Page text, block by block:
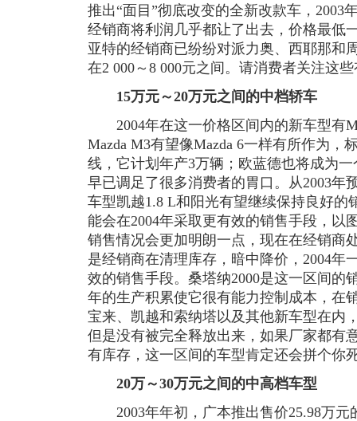
推出“面目”彻底改变的全新改款车，2003
经销商将利润几乎都让了出去，价格最低
亚特的经销商已纷纷对派力奥、西耶那和
在2 000～8 000元之间。请消费者关注这
15万元～20万元之间的中档轿车
2004年在这一价格区间内的新车型有
Mazda M3有望像Mazda 6一样有所作为，
线，它计划年产3万辆；欧蓝德也将成为
早已调足了很多消费者的胃口。从2003年
车型凯越1.8 L和阳光有望继续保持良好的
能会在2004年采取更有效的销售手段，以
销售情况会更加明朗一点，现在在经销商
是经销商在清理库存，暗中降价，2004年
效的销售手段。桑塔纳2000是这一区间的
年的生产积累使它很有能力控制成本，在
宝来、凯越和索纳塔以及其他新车型在内
但是没有被完全释放出来，如果厂家都有
有库存，这一区间的车型肯定还会拼个你
20万～30万元之间的中高档车型
2003年年初，广本推出售价25.98万元